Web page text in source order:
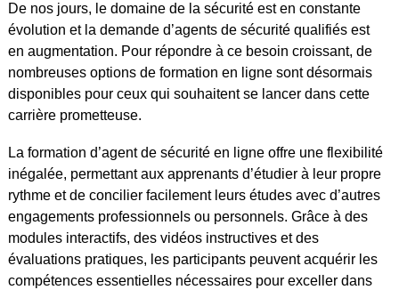
De nos jours, le domaine de la sécurité est en constante
évolution et la demande d’agents de sécurité qualifiés est
en augmentation. Pour répondre à ce besoin croissant, de
nombreuses options de formation en ligne sont désormais
disponibles pour ceux qui souhaitent se lancer dans cette
carrière prometteuse.
La formation d’agent de sécurité en ligne offre une flexibilité
inégalée, permettant aux apprenants d’étudier à leur propre
rythme et de concilier facilement leurs études avec d’autres
engagements professionnels ou personnels. Grâce à des
modules interactifs, des vidéos instructives et des
évaluations pratiques, les participants peuvent acquérir les
compétences essentielles nécessaires pour exceller dans